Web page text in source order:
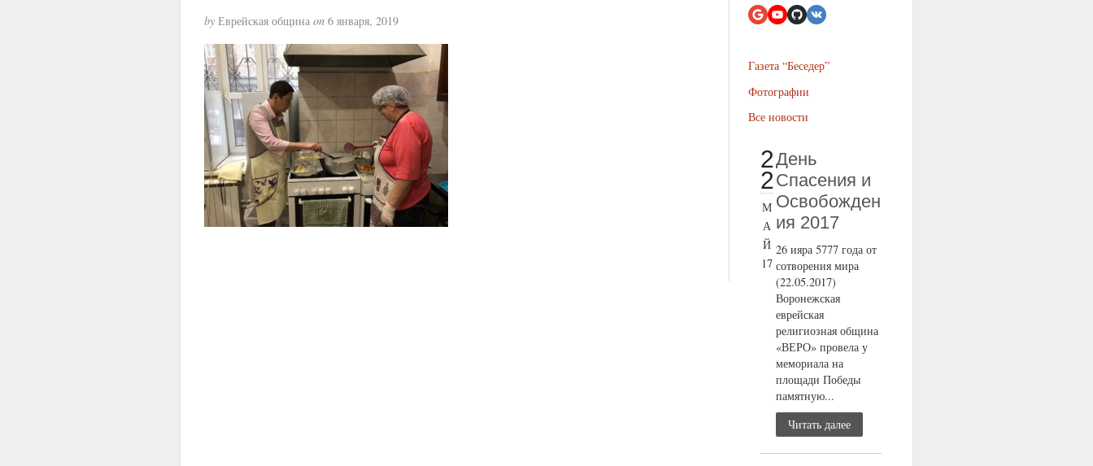
byЕврейская община on6 января, 2019
Газета “Беседер”
Фотографии
Все новости
2
2
М
А
Й
17
День
Спасения и
Освобожден
ия 2017
26 ияра 5777 года от
сотворения мира
(22.05.2017)
Воронежская
еврейская
религиозная община
«ВЕРО» провела у
мемориала на
площади Победы
памятную...
Читать далее